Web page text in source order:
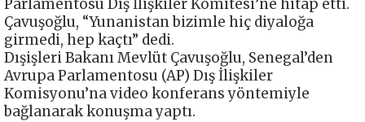
Parlamentosu Dış İlişkiler Komitesi’ne hitap etti.
Çavuşoğlu, “Yunanistan bizimle hiç diyaloğa
girmedi, hep kaçtı” dedi.
Dışişleri Bakanı Mevlüt Çavuşoğlu, Senegal’den
Avrupa Parlamentosu (AP) Dış İlişkiler
Komisyonu’na video konferans yöntemiyle
bağlanarak konuşma yaptı.